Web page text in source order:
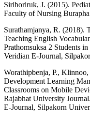
Siriboriruk, J. (2015).
Faculty of Nursing
Surathamjanya, R. (2018).
Teaching English
Prathomsuksa 2 Students
Veridian E-Journal,
Worathipbenja, P.,
Development Learning
Classrooms on Mobile
Rajabhat University
E-Journal, Silpakorn